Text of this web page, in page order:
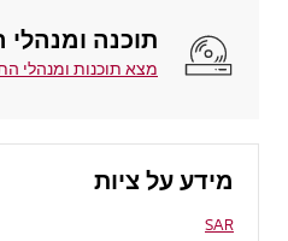
תוכנה ומנהלי
מצא תוכנות ומנהלי
מידע על ציות
SAR